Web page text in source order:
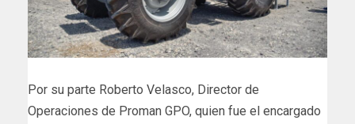
Por su parte Roberto Velasco, Director de
Operaciones de Proman GPO, quien fue el encargado